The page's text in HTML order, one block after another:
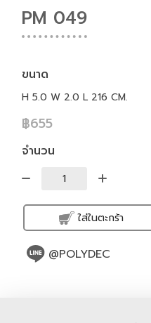
PM 049
ขนาด
H 5.0 W 2.0 L 216 CM.
฿655
จำนวน
ใส่ในตะกร้า
@POLYDEC